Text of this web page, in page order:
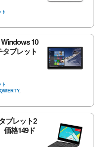
ト
10
ブレット
ト
QWERTY,
ブレット2
価格149ド